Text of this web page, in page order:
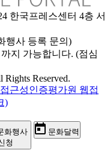
한국프레스센터 4층 서
행사 등록 문의)
지 가능합니다. (점심
Reserved.
화행사
청
문화달력